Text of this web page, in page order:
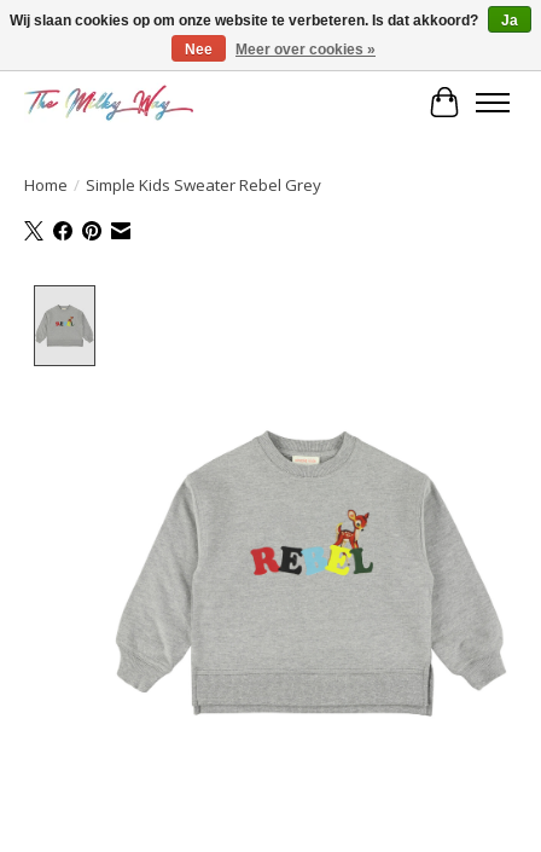
Home / Simple Kids Sweater Rebel Grey
Wij slaan cookies op om onze website te verbeteren. Is dat akkoord?
Ja
Nee
Meer over cookies »